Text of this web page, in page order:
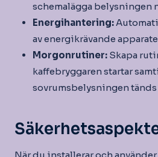
schemalägga belysningen
Energihantering:
av energikrävande
Morgonrutiner: Skapa
kaffebryggaren startar
sovrumsbelysningen tänds